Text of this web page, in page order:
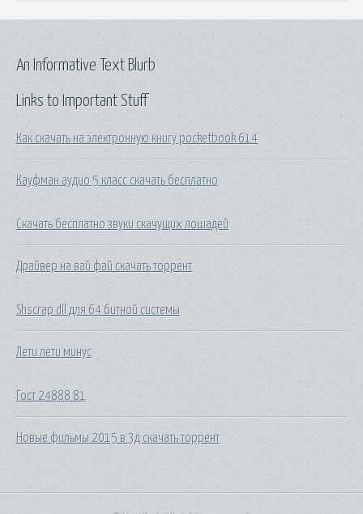
Links to Important Stuff
Как скачать на электронную книгу pocketbook 614
Кауфман аудио 5 класс скачать бесплатно
Скачать бесплатно звуки скачущих лошадей
Драйвер на вай фай скачать торрент
Shscrap dll для 64 битной системы
Лети лети минус
Гост 24888 81
Новые фильмы 2015 в 3д скачать торрент
An Informative Text Blurb